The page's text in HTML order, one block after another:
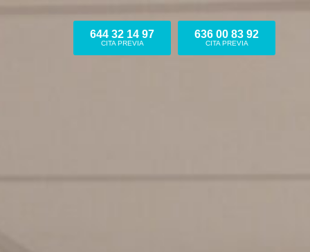
644 32 14 97
CITA PREVIA
636 00 83 92
CITA PREVIA